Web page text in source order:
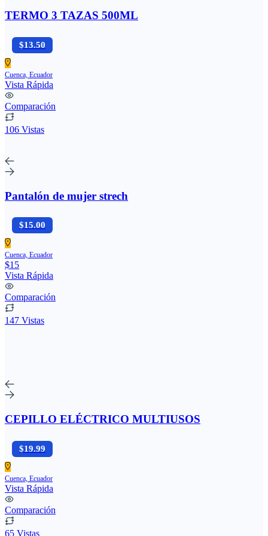
TERMO 3 TAZAS 500ML
$13.50
Cuenca, Ecuador
Vista Rápida
Comparación
106 Vistas
Pantalón de mujer strech
$15.00
Cuenca, Ecuador
$15
Vista Rápida
Comparación
147 Vistas
CEPILLO ELÉCTRICO MULTIUSOS
$19.99
Cuenca, Ecuador
Vista Rápida
Comparación
65 Vistas